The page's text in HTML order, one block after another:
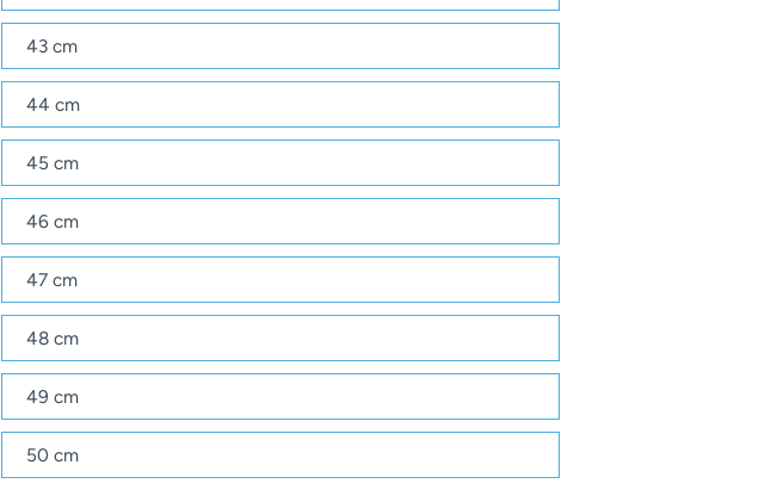
43 cm
44 cm
45 cm
46 cm
47 cm
48 cm
49 cm
50 cm